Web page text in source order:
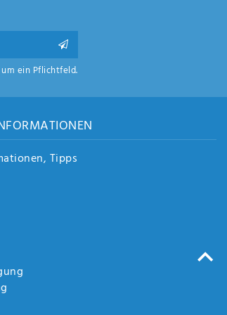
ein Pflichtfeld.
Tipps